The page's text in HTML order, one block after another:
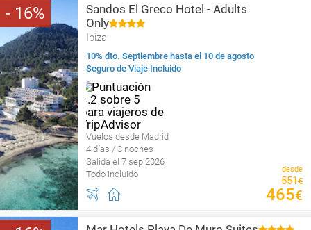
16
Sandos El Greco Hotel - Adults
Only
Ibiza
10% dto. Septiembre hasta el 10 de agosto
Seguro de Viaje Incluido
Vuelos desde Madrid
4 días / 3 noches
Salida el 7 sep 2026
Todo incluido
desde
551€
465€